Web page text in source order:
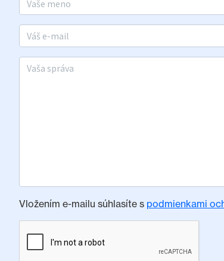
E-mail
Vaša správa
Vložením e-mailu súhlasíte s podmienkami